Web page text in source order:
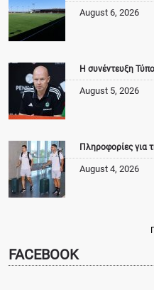
August 6, 2026
Η συνέντευξη
August 5, 2026
Πληροφορίες για
August 4, 2026
FACEBOOK